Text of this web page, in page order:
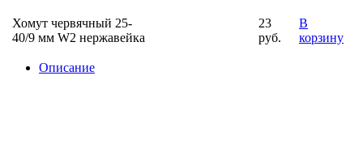
Хомут червячный 25-
40/9 мм W2 нержавейка
23
руб.
В
корзину
Описание